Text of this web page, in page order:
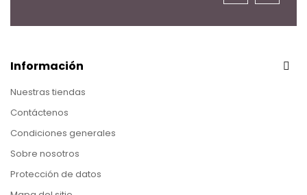
Información
Nuestras tiendas
Contáctenos
Condiciones generales
Sobre nosotros
Protección de datos